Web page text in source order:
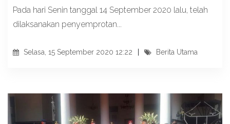
Pada hari Senin tanggal 14 September 2020 lalu, telah
dilaksanakan penyemprotan...
Selasa, 15 September 2020 12:22 Berita Utama